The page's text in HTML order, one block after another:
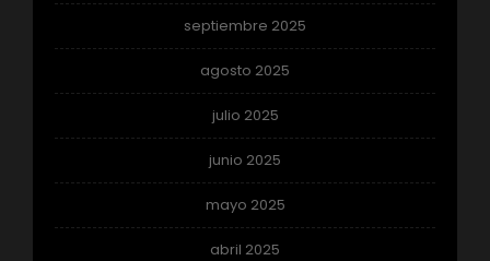
septiembre 2025
agosto 2025
julio 2025
junio 2025
mayo 2025
abril 2025